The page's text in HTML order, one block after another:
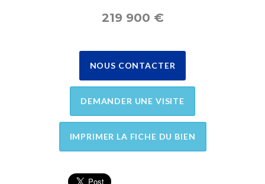
219 900 €
NOUS CONTACTER
DEMANDER UNE VISITE
IMPRIMER LA FICHE DU BIEN